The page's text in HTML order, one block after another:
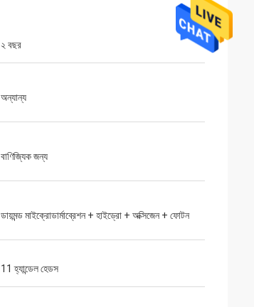
২ বছর
অন্যান্য
বাণিজ্যিক জন্য
ডায়মন্ড মাইক্রোডার্মাব্রেশন + হাইড্রো + অক্সিজেন + ফোটন
11 হ্যান্ডেল হেডস